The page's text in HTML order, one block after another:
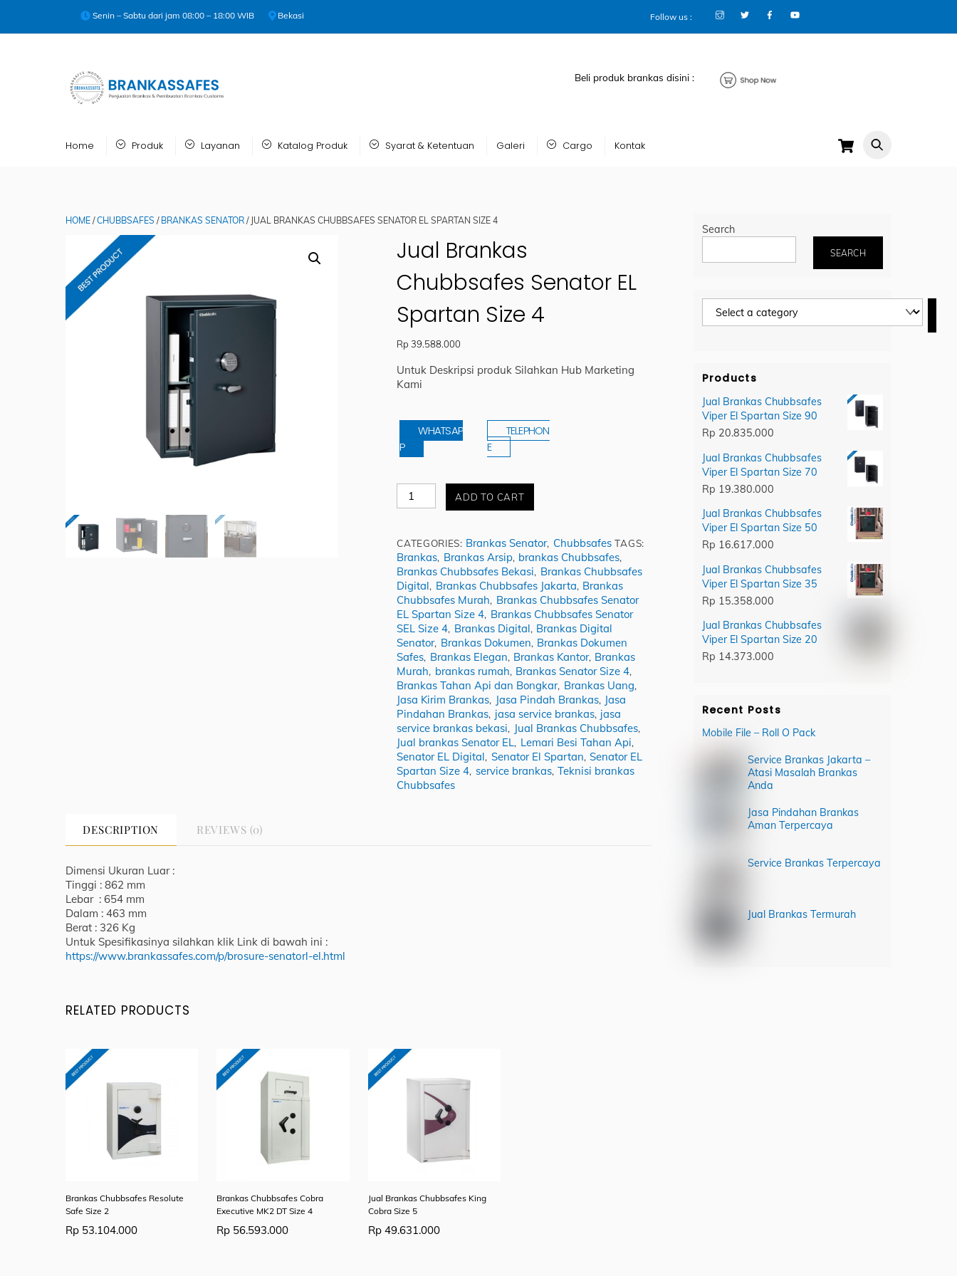
content
Senin – Sabtu dari jam 08:00 – 18:00 WIB Bekasi Follow us :
Cart
Home Produk Layanan Katalog Produk Syarat & Ketentuan Galeri Cargo Kontak
Beli produk brankas disini :
HOME /CHUBBSAFES / BRANKAS SENATOR / JUAL BRANKAS CHUBBSAFES SENATOR EL SPARTAN SIZE 4
Jual Brankas
Chubbsafes Senator EL
Spartan Size 4
Rp 39.588.000
Untuk Deskripsi produk Silahkan Hub Marketing
Kami
WHATSAP
P
TELEPHON
E
Jual
Brankas
EL
Spartan
Size
4
quantity
ADD TO CART
CATEGORIES: Brankas Senator, Chubbsafes TAGS:
Brankas, Brankas Arsip, brankas Chubbsafes,
Brankas Chubbsafes Bekasi, Brankas Chubbsafes
Digital, Brankas Chubbsafes Jakarta, Brankas
Chubbsafes Murah, Brankas Chubbsafes Senator
EL Spartan Size 4, Brankas Chubbsafes Senator
SEL Size 4, Brankas Digital, Brankas Digital
Senator, Brankas Dokumen, Brankas Dokumen
Safes, Brankas Elegan, Brankas Kantor, Brankas
Murah, brankas rumah, Brankas Senator Size 4,
Brankas Tahan Api dan Bongkar, Brankas Uang,
Jasa Kirim Brankas, Jasa Pindah Brankas, Jasa
Pindahan Brankas, jasa service brankas, jasa
service brankas bekasi, Jual Brankas Chubbsafes,
Jual brankas Senator EL, Lemari Besi Tahan Api,
Senator EL Digital, Senator El Spartan,Senator EL
Spartan Size 4, service brankas,Teknisi brankas
Chubbsafes
DESCRIPTION REVIEWS (0)
Dimensi Ukuran Luar :
Tinggi : 862 mm
Lebar : 654 mm
Dalam : 463 mm
Berat : 326 Kg
Untuk Spesifikasinya silahkan klik Link di bawah ini :
https://www.brankassafes.com/p/brosure-senatorl-el.html
RELATED PRODUCTS
Brankas Chubbsafes Resolute
Safe Size 2
Rp 53.104.000
Brankas Chubbsafes Cobra
Executive MK2 DT Size 4
Rp 56.593.000
Jual Brankas Chubbsafes King
Cobra Size 5
Rp49.631.000
Search
SEARCH
Products
Jual Brankas Chubbsafes
Viper El Spartan Size 90
Rp 20.835.000
Jual Brankas Chubbsafes
Viper El Spartan Size 70
Rp 19.380.000
Jual Brankas Chubbsafes
Viper El Spartan Size 50
Rp 16.617.000
Jual Brankas Chubbsafes
Viper El Spartan Size 35
Rp 15.358.000
Jual Brankas Chubbsafes
Viper El Spartan Size 20
Rp 14.373.000
Recent Posts
Mobile File – Roll O Pack
Service Brankas Jakarta –
Atasi Masalah Brankas
Anda
Jasa Pindahan Brankas
Aman Terpercaya
Service Brankas Terpercaya
Jual Brankas Termurah